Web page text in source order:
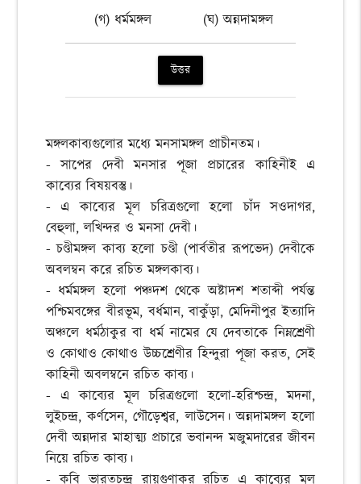
(গ) ধর্মমঙ্গল (ঘ) অন্নদামঙ্গল
উত্তর
মঙ্গলকাব্যগুলোর মধ্যে মনসামঙ্গল প্রাচীনতম।
- সাপের দেবী মনসার পূজা প্রচারের কাহিনীই এ
কাব্যের বিষয়বস্তু।
- এ কাব্যের মূল চরিত্রগুলো হলো চাঁদ সওদাগর,
বেহুলা, লখিন্দর ও মনসা দেবী।
- চণ্ডীমঙ্গল কাব্য হলো চণ্ডী (পার্বতীর রূপভেদ) দেবীকে
অবলম্বন করে রচিত মঙ্গলকাব্য।
- ধর্মমঙ্গল হলো পঞ্চদশ থেকে অষ্টাদশ শতাব্দী পর্যন্ত
পশ্চিমবঙ্গের বীরভূম, বর্ধমান, বাকুঁড়া, মেদিনীপুর ইত্যাদি
অঞ্চলে ধর্মঠাকুর বা ধর্ম নামের যে দেবতাকে নিম্নশ্রেণী
ও কোথাও কোথাও উচ্চশ্রেণীর হিন্দুরা পূজা করত, সেই
কাহিনী অবলম্বনে রচিত কাব্য।
- এ কাব্যের মূল চরিত্রগুলো হলো-হরিশ্চন্দ্র, মদনা,
লুইচন্দ্র, কর্ণসেন, গৌড়েশ্বর, লাউসেন। অন্নদামঙ্গল হলো
দেবী অন্নদার মাহাত্ম্য প্রচারে ভবানন্দ মজুমদারের জীবন
নিয়ে রচিত কাব্য।
- কবি ভারতচন্দ্র রায়গুণাকর রচিত এ কাব্যের মূল